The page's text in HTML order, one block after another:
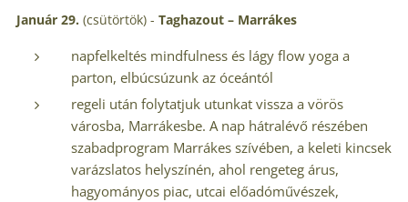
Január 29. (csütörtök) - Taghazout – Marrákes
napfelkeltés mindfulness és lágy flow yoga a
parton, elbúcsúzunk az óceántól
regeli után folytatjuk utunkat vissza a vörös
városba, Marrákesbe. A nap hátralévő részében
szabadprogram Marrákes szívében, a keleti kincsek
varázslatos helyszínén, ahol rengeteg árus,
hagyományos piac, utcai előadóművészek,